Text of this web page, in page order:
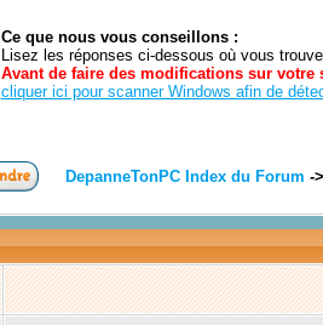
Ce que nous vous conseillons :
Lisez les réponses ci-dessous où vous
Avant de faire des modifications sur
cliquer ici pour scanner Windows afin de
DepanneTonPC Index du Forum ->